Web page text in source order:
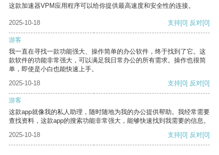
这款加速器VPM应用程序可以给你提供最高速度和安全性的连接。
2025-10-18 支持[0] 反对[0]
游客
我一直在寻找一款功能强大、操作简单的办公软件，终于找到了它。这
款软件的功能非常强大，可以满足我日常办公的所有需求。操作也很简
单，即使是小白也能快速上手。
2025-10-18
支持[0] 反对[0]
游客
这款app就像我的私人助理，随时随地为我的办公提供帮助。我经常需要
查找资料，这款app的搜索功能非常强大，能够快速找到我需要的信息。
2025-10-18
支持[0] 反对[0]